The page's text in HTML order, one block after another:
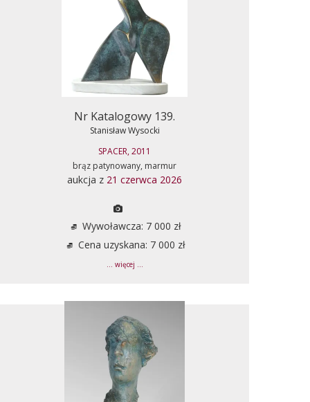
Nr Katalogowy 139.
Stanisław Wysocki
SPACER, 2011
brąz patynowany, marmur
aukcja z 21 czerwca 2026
Wywoławcza: 7 000 zł
Cena uzyskana: 7 000 zł
... więcej ...